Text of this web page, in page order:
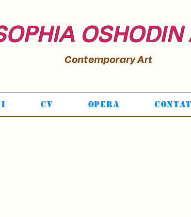
OSHODIN
Contemporary Art
CV Opera